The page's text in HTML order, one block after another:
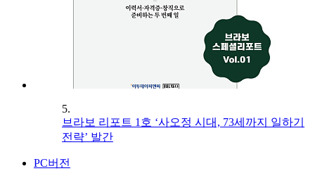
5.
브라보 리포트 1호 ‘사오정 시대, 73세까지 일하기
전략’ 발간
PC버전